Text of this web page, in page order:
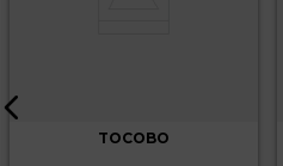
TOCOBO